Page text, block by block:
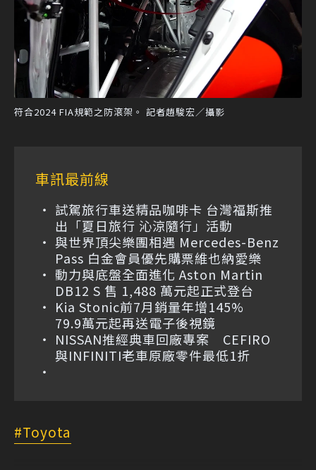
符合2024 FIA規範之防滾架。 記者趙駿宏／攝影
車訊最前線
試駕旅行車送精品咖啡卡 台灣福斯推
出「夏日旅行 沁涼隨行」活動
與世界頂尖樂團相遇 Mercedes-Benz
Pass 白金會員優先購票維也納愛樂
動力與底盤全面進化 Aston Martin
DB12 S 售 1,488 萬元起正式登台
Kia Stonic前7月銷量年增145%
79.9萬元起再送電子後視鏡
NISSAN推經典車回廠專案 CEFIRO
與INFINITI老車原廠零件最低1折
Toyota